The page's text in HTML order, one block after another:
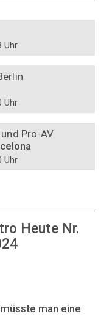
Uhr
Uhr
Pro-AV
Uhr
Heute Nr.
man eine